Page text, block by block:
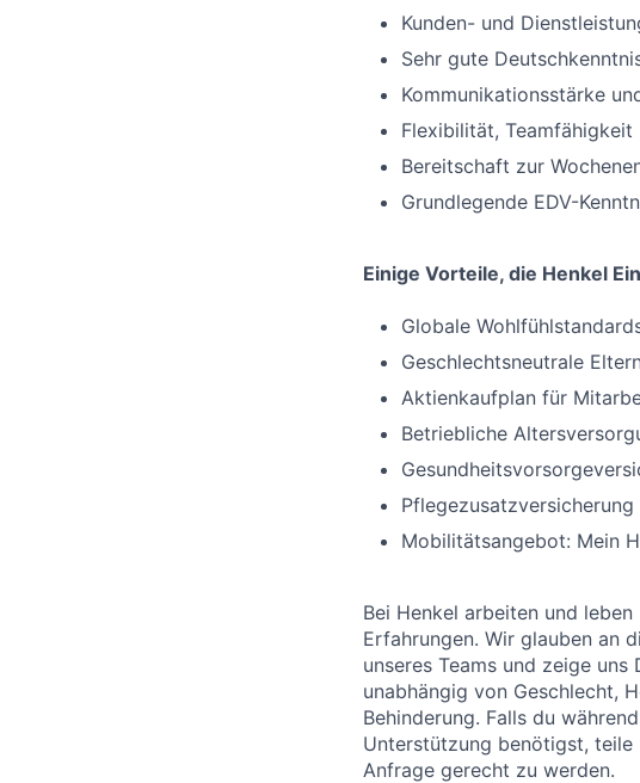
Kunden- und
Sehr gute
Kommunikationsstärke
Flexibilität,
Bereitschaft zur
Grundlegende EDV-
Einige Vorteile, die Henkel
Globale
Geschlechtsneutrale
Aktienkaufplan für
Betriebliche
Pflegezusatzversicherung
Mobilitätsangebot: Mein
Bei Henkel arbeiten und
Erfahrungen. Wir glauben an
unseres Teams und zeige
unabhängig von Geschlecht,
Behinderung. Falls du
Unterstützung benötigst, teile
Anfrage gerecht zu werden.